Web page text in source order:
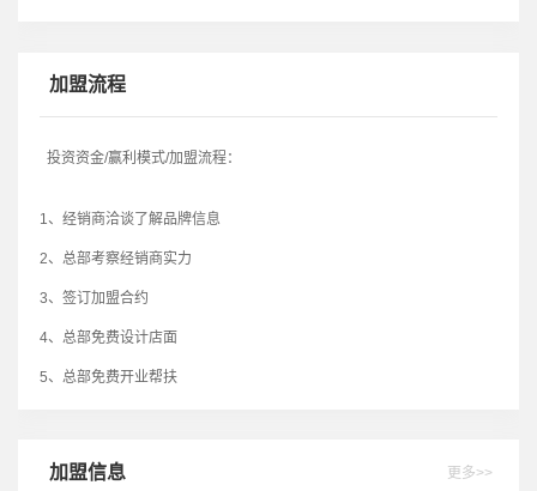
加盟流程
投资资金/赢利模式/加盟流程：
1、经销商洽谈了解品牌信息
2、总部考察经销商实力
3、签订加盟合约
4、总部免费设计店面
5、总部免费开业帮扶
加盟信息 更多>>